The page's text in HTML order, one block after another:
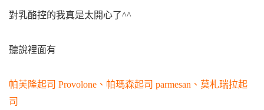
對乳酪控的我真是太開心了^^
聽說裡面有
帕芙隆起司 Provolone、帕瑪森起司 parmesan、莫札瑞拉起
司